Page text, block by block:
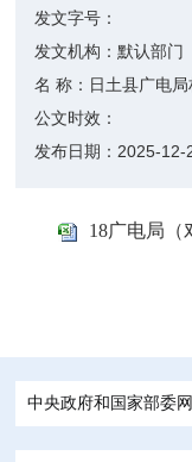
发文字号：
发文机构：默认部门
名 称： 日土县广电
公文时效：
发布日期： 2025-12-
18广电局（
中央政府和国家部委